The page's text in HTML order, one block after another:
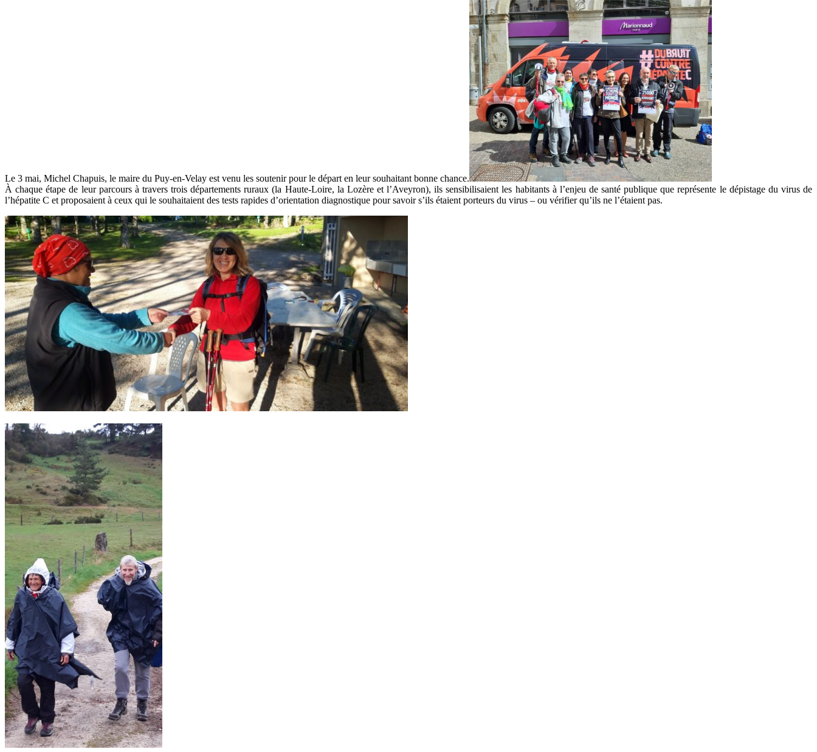
Le 3 mai, Michel Chapuis, le maire du Puy-en-Velay est venu les soutenir pour le départ en leur souhaitant bonne chance.
À chaque étape de leur parcours à travers trois départements ruraux (la Haute-Loire, la Lozère et l’Aveyron), ils sensibilisaient les habitants à l’enjeu de santé publique que représente le dépistage du virus de
l’hépatite C et proposaient à ceux qui le souhaitaient des tests rapides d’orientation diagnostique pour savoir s’ils étaient porteurs du virus – ou vérifier qu’ils ne l’étaient pas.